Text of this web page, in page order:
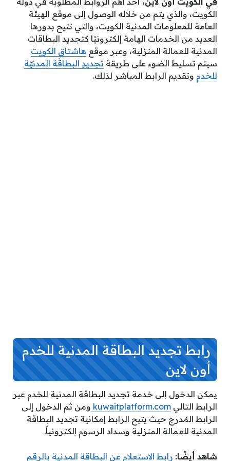
الكويت، والذي يتم من خلاله الوصول إلى موقع الهيئة
العامة للمعلومات المدنية الكويت، والتي تتيح بدورها
العديد من الخدمات الهامة إلكترونيًا كتجديد البطاقات
المدنية للعمالة المنزلية، وعبر موقع هاشتاق الكويت
سيتم تسليط الضوء على طريقة تجديدِ البطاقَة المدنيّة
للخدم وتقديم الرابط المباشر لذلك.
رابط تجديد البطاقة المدنية للخدم
أون لاين
يمكن الدخول إلى خدمة تجديد البطاقة المدنية للخدم عبر
الرابط التالي kuwaitplatform.com ومن ثم الدخول إلى
الرابط المُدرج حيث يتيح الرابط إمكانية تجديد البطاقة
المدنية للعمالة المنزلية وسداد الرسوم إلكترونياً.
شاهد أيضًا: رابط الاستعلام عن البطاقة المدنية بالرقم